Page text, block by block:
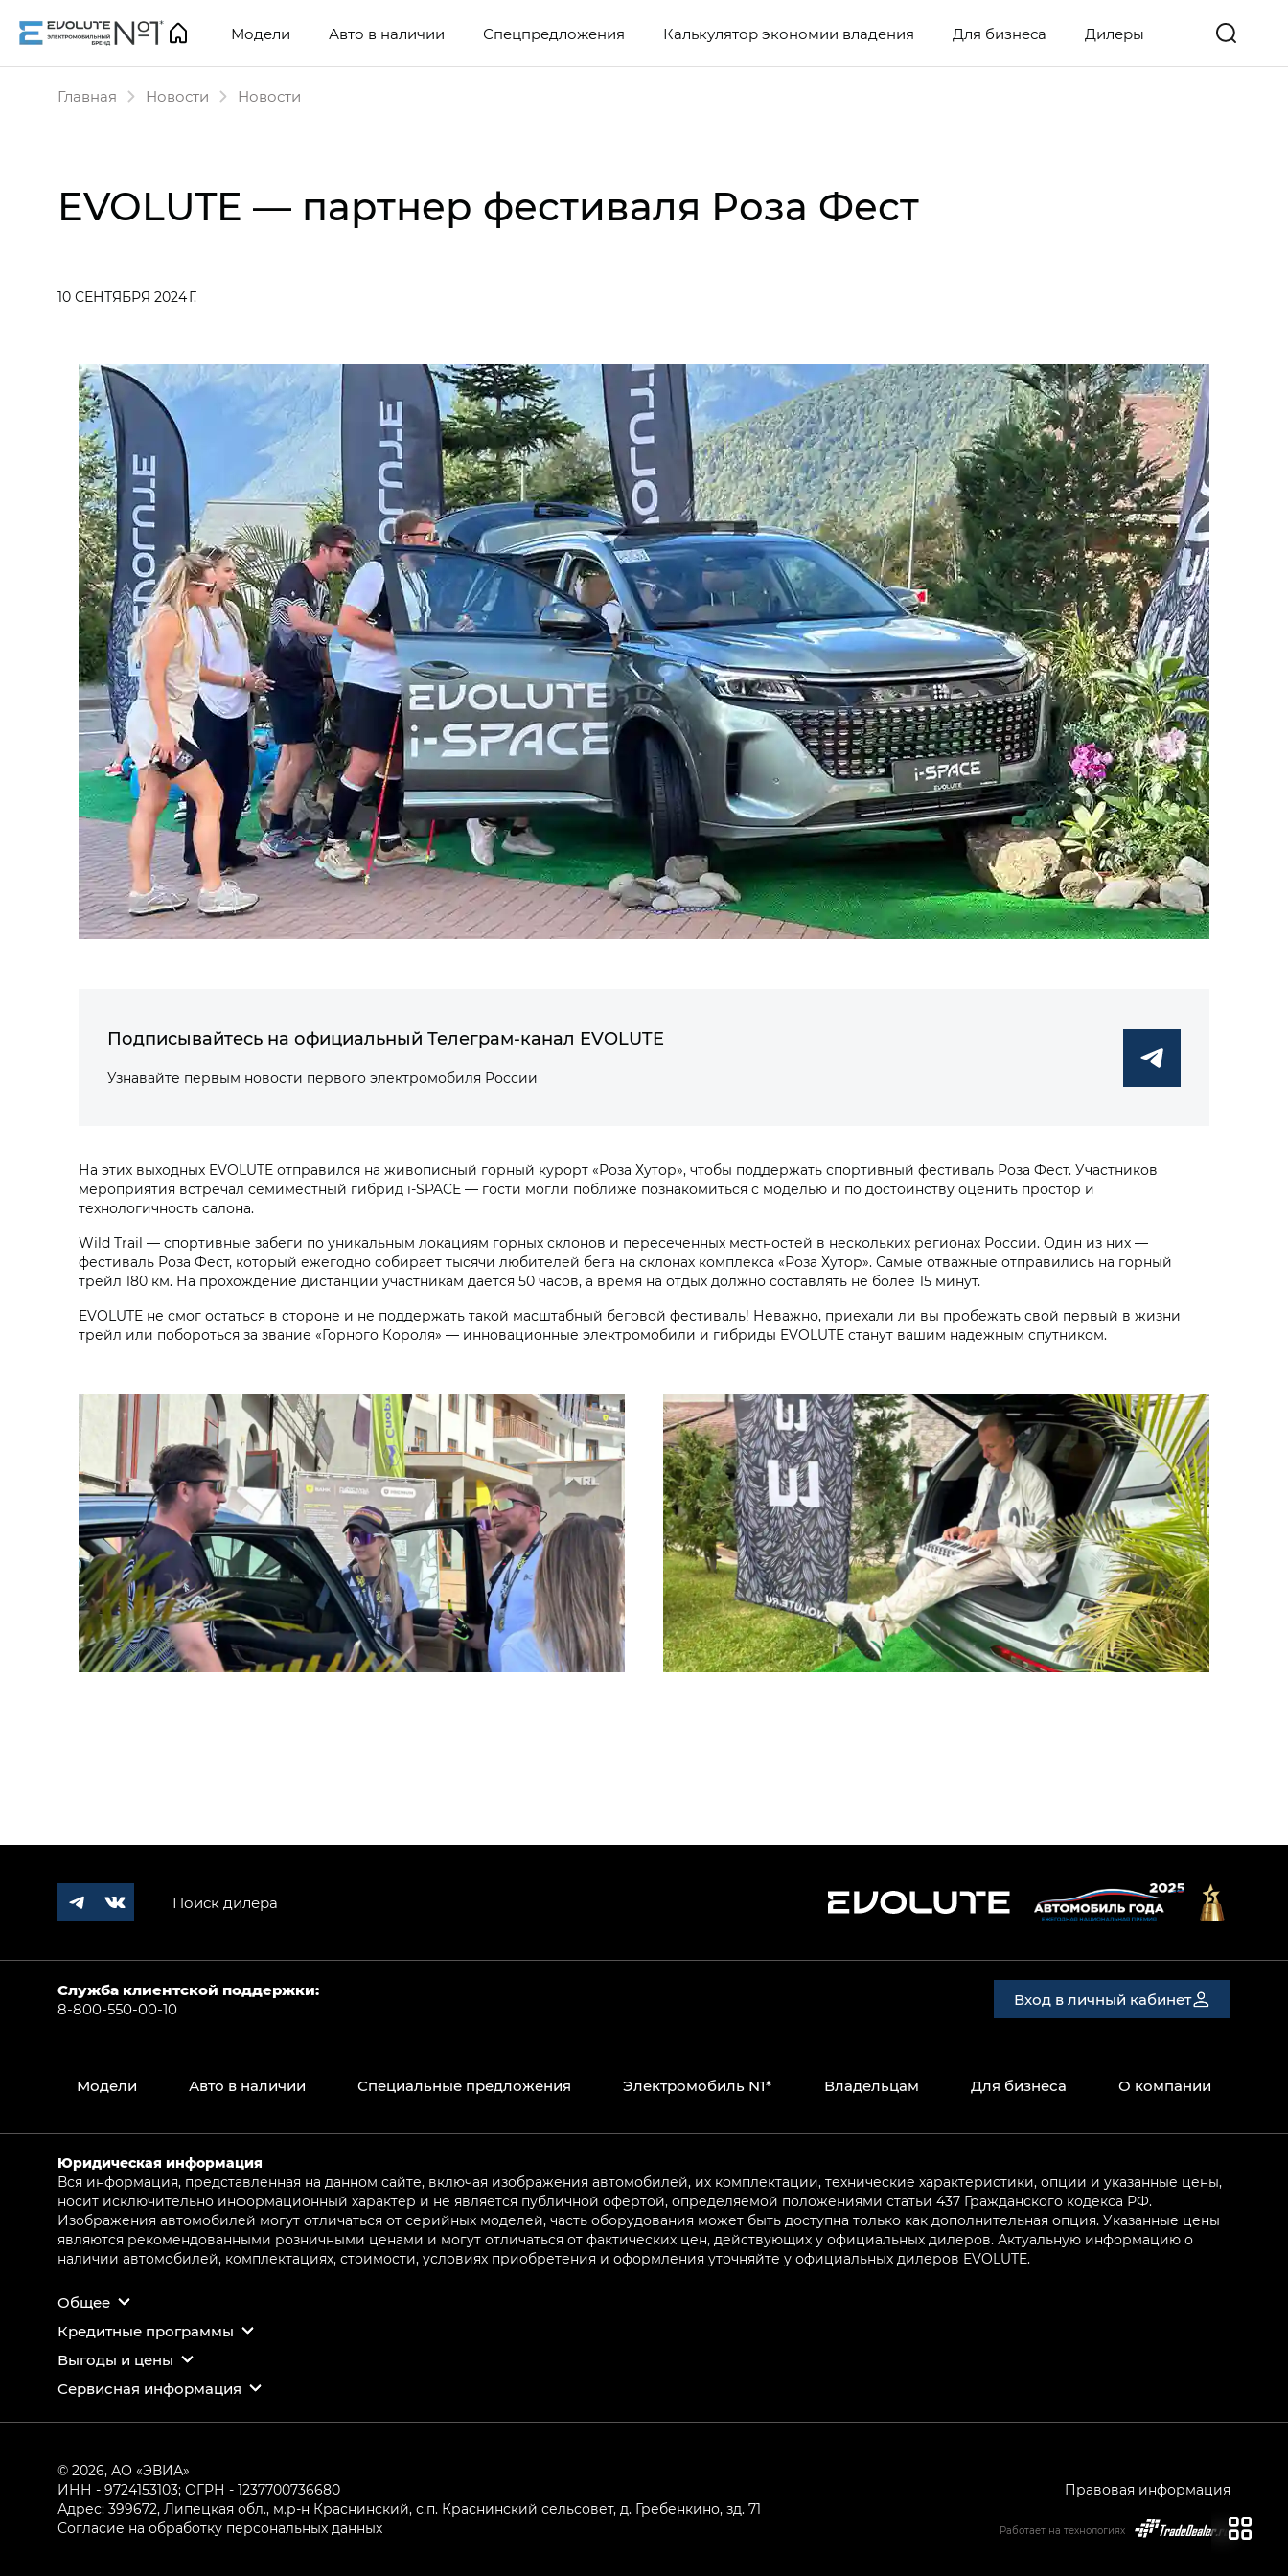
Модели Авто в наличии Спецпредложения Калькулятор экономии владения Для бизнеса Дилеры
Главная Новости Новости
EVOLUTE — партнер фестиваля Роза Фест
10 СЕНТЯБРЯ 2024 Г.
Подписывайтесь на официальный Телеграм-канал EVOLUTE
Узнавайте первым новости первого электромобиля России
На этих выходных EVOLUTE отправился на живописный горный курорт «Роза Хутор», чтобы поддержать спортивный фестиваль Роза Фест. Участников
мероприятия встречал семиместный гибрид i‑SPACE — гости могли поближе познакомиться с моделью и по достоинству оценить простор и
технологичность салона.
Wild Trail — спортивные забеги по уникальным локациям горных склонов и пересеченных местностей в нескольких регионах России. Один из них —
фестиваль Роза Фест, который ежегодно собирает тысячи любителей бега на склонах комплекса «Роза Хутор». Самые отважные отправились на горный
трейл 180 км. На прохождение дистанции участникам дается 50 часов, а время на отдых должно составлять не более 15 минут.
EVOLUTE не смог остаться в стороне и не поддержать такой масштабный беговой фестиваль! Неважно, приехали ли вы пробежать свой первый в жизни
трейл или побороться за звание «Горного Короля» — инновационные электромобили и гибриды EVOLUTE станут вашим надежным спутником.
Поиск дилера
Служба клиентской поддержки:
8-800-550-00-10
Вход в личный кабинет
Модели Авто в наличии Специальные предложения Электромобиль N1* Владельцам Для бизнеса О компании
Юридическая информация
Вся информация, представленная на данном сайте, включая изображения автомобилей, их комплектации, технические характеристики, опции и указанные цены,
носит исключительно информационный характер и не является публичной офертой, определяемой положениями статьи 437 Гражданского кодекса РФ.
Изображения автомобилей могут отличаться от серийных моделей, часть оборудования может быть доступна только как дополнительная опция. Указанные цены
являются рекомендованными розничными ценами и могут отличаться от фактических цен, действующих у официальных дилеров. Актуальную информацию о
наличии автомобилей, комплектациях, стоимости, условиях приобретения и оформления уточняйте у официальных дилеров EVOLUTE.
Общее
Кредитные программы
Выгоды и цены
Сервисная информация
© 2026, АО «ЭВИА»
ИНН - 9724153103; ОГРН - 1237700736680
Адрес: 399672, Липецкая обл., м.р-н Краснинский, с.п. Краснинский сельсовет, д. Гребенкино, зд. 71
Правовая информация
Согласие на обработку персональных данных Работает на технологиях